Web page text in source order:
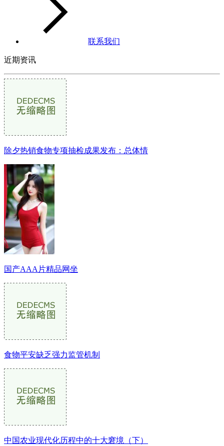
联系我们
近期资讯
除夕热销食物专项抽检成果发布：总体情
国产AAA片精品网坐
食物平安缺乏强力监管机制
中国农业现代化历程中的十大窘境（下）